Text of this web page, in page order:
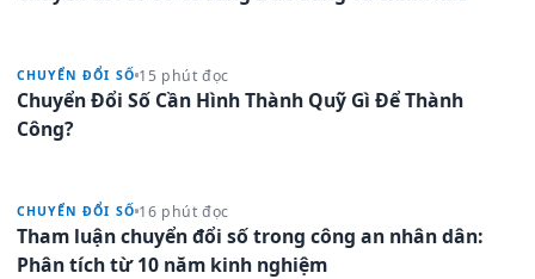
CHUYỂN ĐỔI SỐ 15 phút đọc
Chuyển Đổi Số Cần Hình Thành Quỹ Gì Để Thành
Công?
CHUYỂN ĐỔI SỐ 16 phút đọc
Tham luận chuyển đổi số trong công an nhân dân:
Phân tích từ 10 năm kinh nghiệm